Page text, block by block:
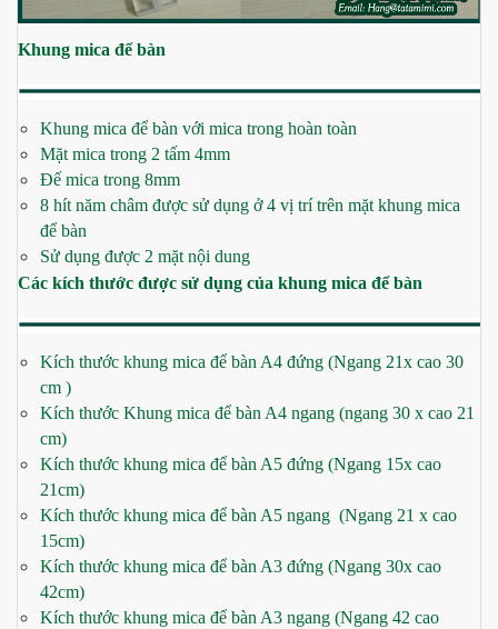
Khung mica để bàn
Khung mica để bàn với mica trong hoàn toàn
Mặt mica trong 2 tấm 4mm
Đế mica trong 8mm
8 hít năm châm được sử dụng ở 4 vị trí trên mặt khung mica
để bàn
Sử dụng được 2 mặt nội dung
Các kích thước được sử dụng của khung mica để bàn
Kích thước khung mica để bàn A4 đứng (Ngang 21x cao 30
cm )
Kích thước Khung mica để bàn A4 ngang (ngang 30 x cao 21
cm)
Kích thước khung mica để bàn A5 đứng (Ngang 15x cao
21cm)
Kích thước khung mica để bàn A5 ngang (Ngang 21 x cao
15cm)
Kích thước khung mica để bàn A3 đứng (Ngang 30x cao
42cm)
Kích thước khung mica để bàn A3 ngang (Ngang 42 cao